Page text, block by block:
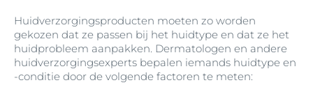
Huidverzorgingsproducten moeten zo worden
gekozen dat ze passen bij het huidtype en dat ze het
huidprobleem aanpakken. Dermatologen en andere
huidverzorgingsexperts bepalen iemands huidtype en
-conditie door de volgende factoren te meten: